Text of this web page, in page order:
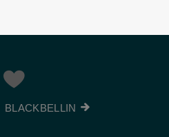
BLACKBELLIN